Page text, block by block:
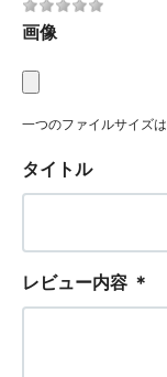
画像
一つのファイルサイズ
タイトル
レビュー内容 ＊